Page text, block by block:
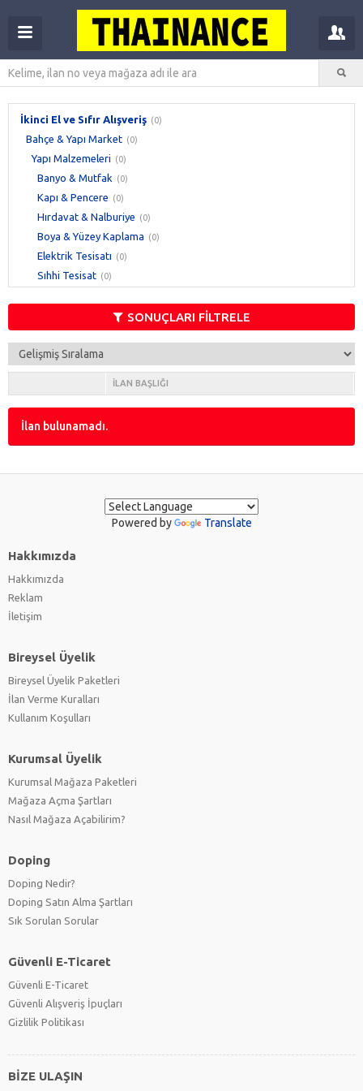
İkinci El ve Sıfır Alışveriş (0)
Bahçe & Yapı Market (0)
Yapı Malzemeleri (0)
Banyo & Mutfak (0)
Kapı & Pencere (0)
Hırdavat & Nalburiye (0)
Boya & Yüzey Kaplama (0)
Elektrik Tesisatı (0)
Sıhhi Tesisat (0)
SONUÇLARI FİLTRELE
İLAN BAŞLIĞI
İlan bulunamadı.
Powered by Translate
Hakkımızda
Hakkımızda
Reklam
İletişim
Bireysel Üyelik
Bireysel Üyelik Paketleri
İlan Verme Kuralları
Kullanım Koşulları
Kurumsal Üyelik
Kurumsal Mağaza Paketleri
Mağaza Açma Şartları
Nasıl Mağaza Açabilirim?
Doping
Doping Nedir?
Doping Satın Alma Şartları
Sık Sorulan Sorular
Güvenli E-Ticaret
Güvenli E-Ticaret
Güvenli Alışveriş İpuçları
Gizlilik Politikası
BİZE ULAŞIN